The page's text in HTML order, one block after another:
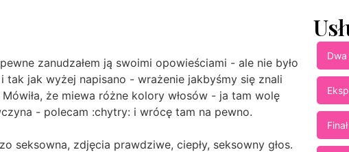
zanudzałem ją swoimi opowieściami - ale nie było
tak jak wyżej napisano - wrażenie jakbyśmy się znali
że miewa różne kolory włosów - ja tam wolę
- polecam :chytry: i wrócę tam na pewno.
seksowna, zdjęcia prawdziwe, ciepły, seksowny głos.